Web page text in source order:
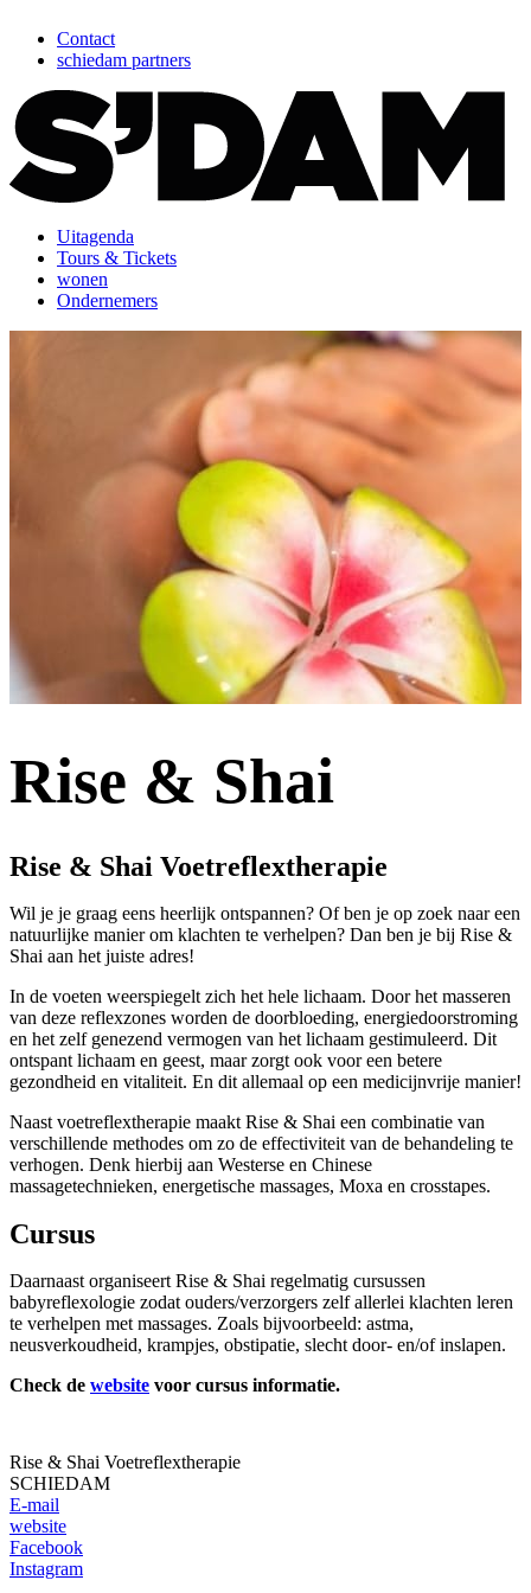
Contact
schiedam partners
Uitagenda
Tours & Tickets
wonen
Ondernemers
Rise & Shai
Rise & Shai Voetreflextherapie
Wil je je graag eens heerlijk ontspannen? Of ben je op zoek naar een
natuurlijke manier om klachten te verhelpen? Dan ben je bij Rise &
Shai aan het juiste adres!
In de voeten weerspiegelt zich het hele lichaam. Door het masseren
van deze reflexzones worden de doorbloeding, energiedoorstroming
en het zelf genezend vermogen van het lichaam gestimuleerd. Dit
ontspant lichaam en geest, maar zorgt ook voor een betere
gezondheid en vitaliteit. En dit allemaal op een medicijnvrije manier!
Naast voetreflextherapie maakt Rise & Shai een combinatie van
verschillende methodes om zo de effectiviteit van de behandeling te
verhogen. Denk hierbij aan Westerse en Chinese
massagetechnieken, energetische massages, Moxa en crosstapes.
Cursus
Daarnaast organiseert Rise & Shai regelmatig cursussen
babyreflexologie zodat ouders/verzorgers zelf allerlei klachten leren
te verhelpen met massages. Zoals bijvoorbeeld: astma,
neusverkoudheid, krampjes, obstipatie, slecht door- en/of inslapen.
Check de website voor cursus informatie.
Rise & Shai Voetreflextherapie
SCHIEDAM
E-mail
website
Facebook
Instagram